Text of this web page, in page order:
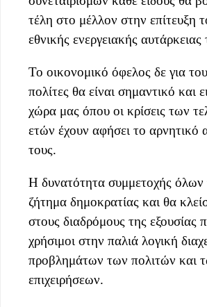
τέλη στο μέλλον στην επίτευξη
εθνικής ενεργειακής
Το οικονομικό όφελος δε για
πολίτες θα είναι σημαντικό και
χώρα μας όπου οι κρίσεις των
ετών έχουν αφήσει το αρνητικό
τους.
Η δυνατότητα συμμετοχής όλων
ζήτημα δημοκρατίας και θα
στους διαδρόμους της εξουσίας
χρήσιμοι στην παλιά λογική
προβλημάτων των πολιτών και
επιχειρήσεων.